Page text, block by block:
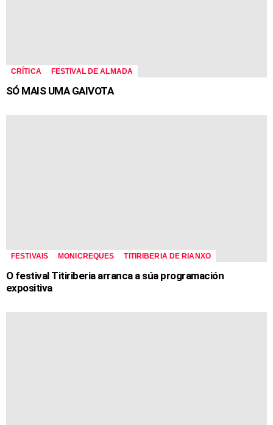
CRÍTICA FESTIVAL DE ALMADA
SÓ MAIS UMA GAIVOTA
FESTIVAIS MONICREQUES TITIRIBERIA DE RIANXO
O festival Titiriberia arranca a súa programación
expositiva